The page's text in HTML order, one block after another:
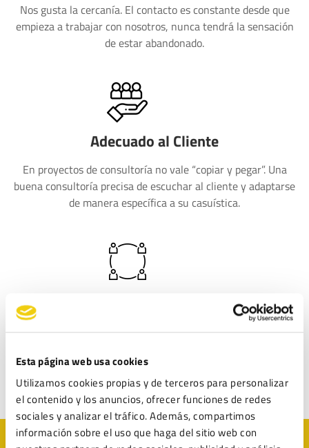
Esta página web usa cookies
Utilizamos cookies propias y de terceros para personalizar
el contenido y los anuncios, ofrecer funciones de redes
sociales y analizar el tráfico. Además, compartimos
información sobre el uso que haga del sitio web con
Nos gusta la cercanía. El contacto es constante desde que
empieza a trabajar con nosotros, nunca tendrá la sensación
de estar abandonado.
Adecuado al Cliente
En proyectos de consultoría no vale “copiar y pegar”. Una
buena consultoría precisa de escuchar al cliente y adaptarse
de manera específica a su casuística.
Su tiempo vale dinero y lo sabemos. Nuestra preparación y
los clientes. No le haremos esperar.